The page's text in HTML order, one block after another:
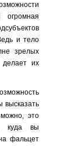
огромная
и тело
зрелых
их
высказать
это
куда вы
фальцет